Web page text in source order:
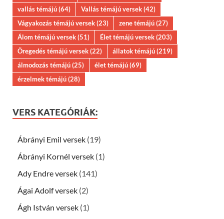
vallás témájú(64) Vallás témájú versek(42)
Vágyakozás témájú versek(23) zene témájú(27)
Álom témájú versek(51) Élet témájú versek(203)
Öregedés témájú versek(22) állatok témájú(219)
álmodozás témájú(25) élet témájú(69)
érzelmek témájú(28)
VERS KATEGÓRIÁK:
Ábrányi Emil versek (19)
Ábrányi Kornél versek (1)
Ady Endre versek (141)
Ágai Adolf versek (2)
Ágh István versek (1)